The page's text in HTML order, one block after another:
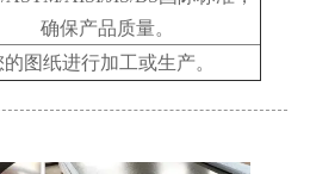
确保产品质量。
图纸进行加工或生产。